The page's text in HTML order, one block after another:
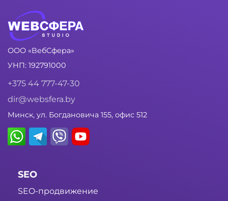
ООО «ВебСфера»
УНП: 192791000
+375 44 777-47-30
dir@websfera.by
Минск, ул. Богдановича 155, офис 512
SEO
SEO-продвижение